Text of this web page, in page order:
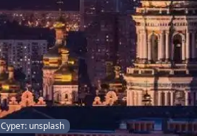
Сурет: unsplash